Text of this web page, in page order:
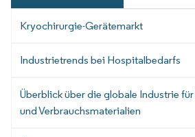
Kryochirurgie-Gerätemarkt
Industrietrends bei Hospitalbedarfs
Überblick über die globale Industrie
und Verbrauchsmaterialien